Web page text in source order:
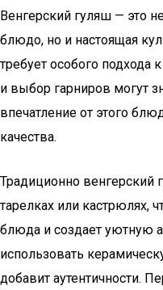
Венгерский гуляш — это
блюдо, но и настоящая
требует особого подхода
и выбор гарниров могут
впечатление от этого
качества.
Традиционно венгерский
тарелках или кастрюлях,
блюда и создает уютную
использовать
добавит аутентичности.